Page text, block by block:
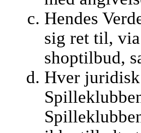
Hendes
sig ret til,
shoptilbud,
Hver juridisk